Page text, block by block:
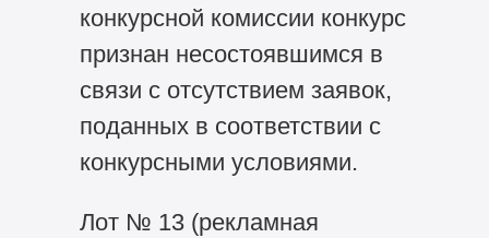
конкурсной комиссии конкурс
признан несостоявшимся в
связи с отсутствием заявок,
поданных в соответствии с
конкурсными условиями.
Лот № 13 (рекламная